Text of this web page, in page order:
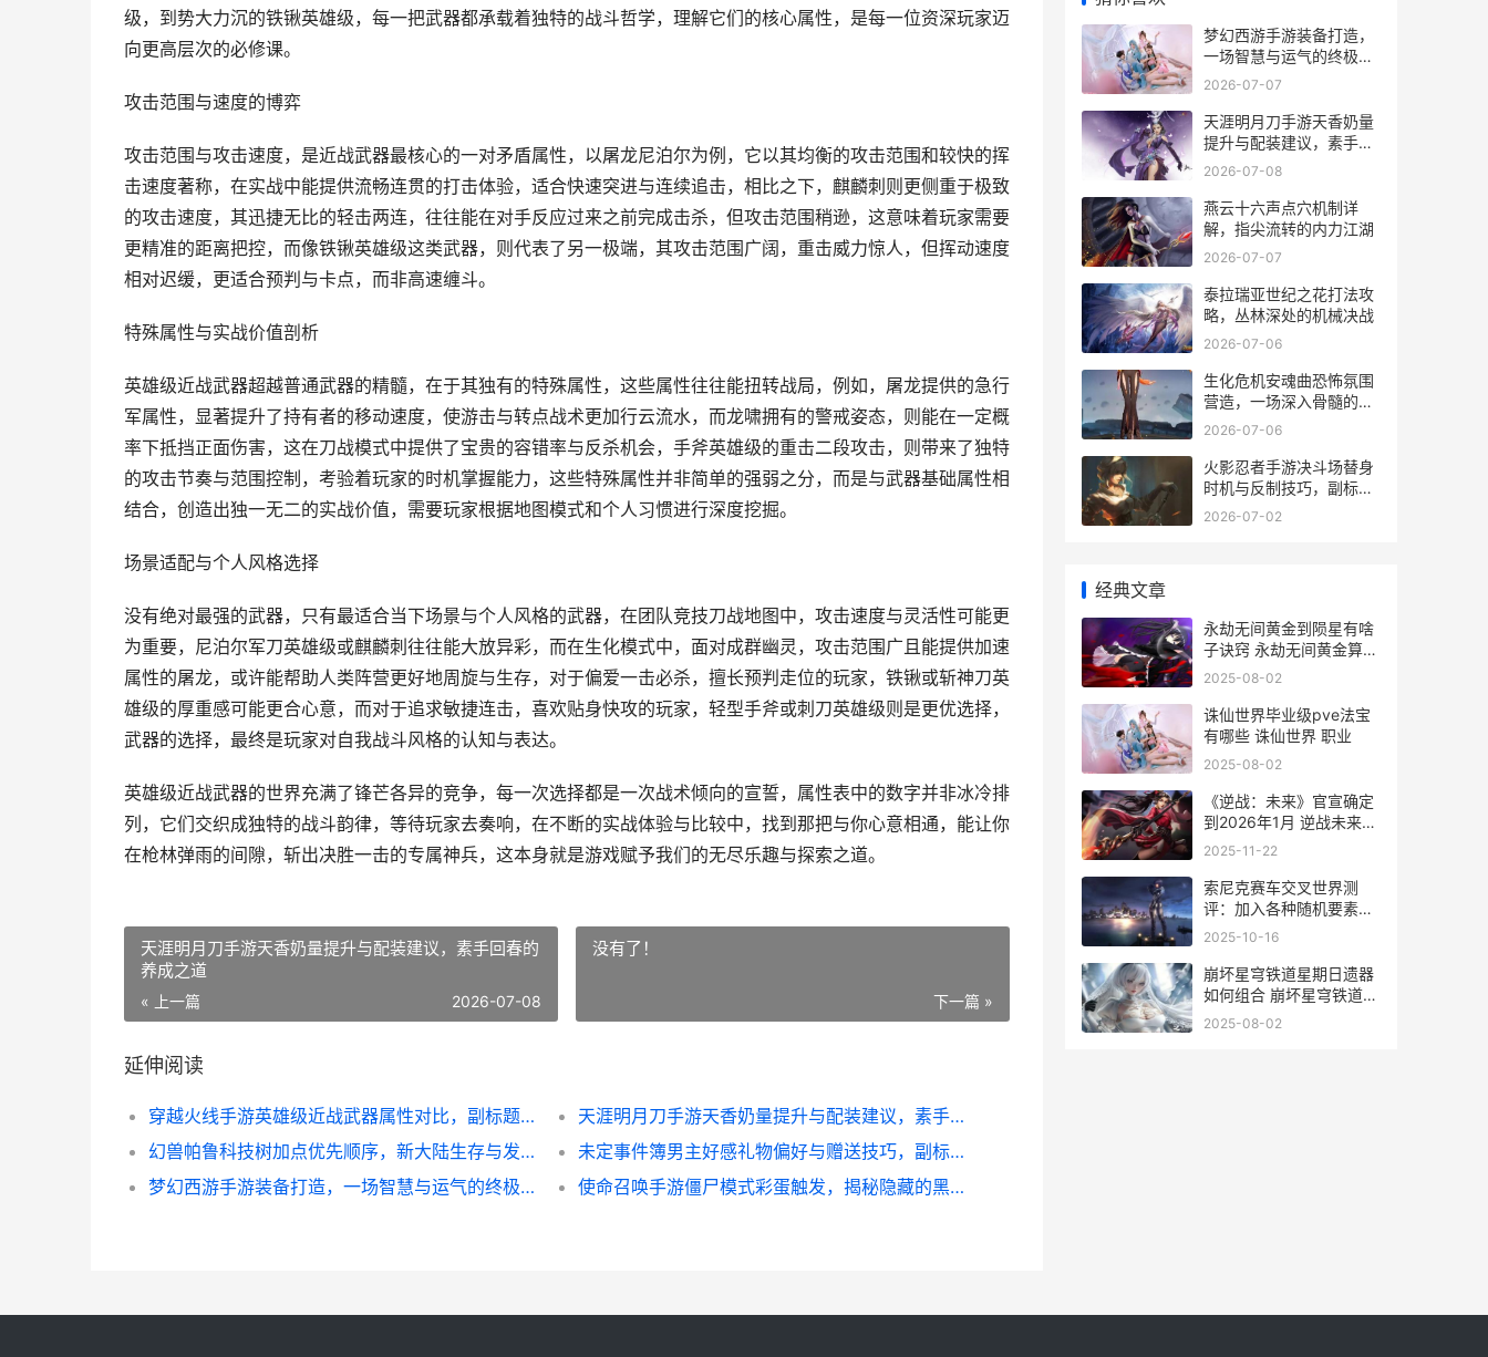
级，到势大力沉的铁锹英雄级，每一把武器都承载着独特的战斗哲学，理解它们的核心属性，是每一位资深玩家迈
向更高层次的必修课。
攻击范围与速度的博弈
攻击范围与攻击速度，是近战武器最核心的一对矛盾属性，以屠龙尼泊尔为例，它以其均衡的攻击范围和较快的挥
击速度著称，在实战中能提供流畅连贯的打击体验，适合快速突进与连续追击，相比之下，麒麟刺则更侧重于极致
的攻击速度，其迅捷无比的轻击两连，往往能在对手反应过来之前完成击杀，但攻击范围稍逊，这意味着玩家需要
更精准的距离把控，而像铁锹英雄级这类武器，则代表了另一极端，其攻击范围广阔，重击威力惊人，但挥动速度
相对迟缓，更适合预判与卡点，而非高速缠斗。
特殊属性与实战价值剖析
英雄级近战武器超越普通武器的精髓，在于其独有的特殊属性，这些属性往往能扭转战局，例如，屠龙提供的急行
军属性，显著提升了持有者的移动速度，使游击与转点战术更加行云流水，而龙啸拥有的警戒姿态，则能在一定概
率下抵挡正面伤害，这在刀战模式中提供了宝贵的容错率与反杀机会，手斧英雄级的重击二段攻击，则带来了独特
的攻击节奏与范围控制，考验着玩家的时机掌握能力，这些特殊属性并非简单的强弱之分，而是与武器基础属性相
结合，创造出独一无二的实战价值，需要玩家根据地图模式和个人习惯进行深度挖掘。
场景适配与个人风格选择
没有绝对最强的武器，只有最适合当下场景与个人风格的武器，在团队竞技刀战地图中，攻击速度与灵活性可能更
为重要，尼泊尔军刀英雄级或麒麟刺往往能大放异彩，而在生化模式中，面对成群幽灵，攻击范围广且能提供加速
属性的屠龙，或许能帮助人类阵营更好地周旋与生存，对于偏爱一击必杀，擅长预判走位的玩家，铁锹或斩神刀英
雄级的厚重感可能更合心意，而对于追求敏捷连击，喜欢贴身快攻的玩家，轻型手斧或刺刀英雄级则是更优选择，
武器的选择，最终是玩家对自我战斗风格的认知与表达。
英雄级近战武器的世界充满了锋芒各异的竞争，每一次选择都是一次战术倾向的宣誓，属性表中的数字并非冰冷排
列，它们交织成独特的战斗韵律，等待玩家去奏响，在不断的实战体验与比较中，找到那把与你心意相通，能让你
在枪林弹雨的间隙，斩出决胜一击的专属神兵，这本身就是游戏赋予我们的无尽乐趣与探索之道。
天涯明月刀手游天香奶量提升与配装建议，素手回春的
养成之道
« 上一篇 2026-07-08
没有了！
下一篇 »
延伸阅读
穿越火线手游英雄级近战武器属性对比，副标题为锋芒之争与取舍之道
天涯明月刀手游天香奶量提升与配装建议，素手回春的养成之道
幻兽帕鲁科技树加点优先顺序，新大陆生存与发展指南
未定事件簿男主好感礼物偏好与赠送技巧，副标题，一份资深玩家的心意指南
梦幻西游手游装备打造，一场智慧与运气的终极博弈，副标题，资深玩家深度解析打造玄机
使命召唤手游僵尸模式彩蛋触发，揭秘隐藏的黑暗以太秘辛
梦幻西游手游装备打造，
一场智慧与运气的终极博
弈，副标题，资深玩家深
2026-07-07
天涯明月刀手游天香奶量
提升与配装建议，素手回
春的养成之道
2026-07-08
燕云十六声点穴机制详
解，指尖流转的内力江湖
2026-07-07
泰拉瑞亚世纪之花打法攻
略，丛林深处的机械决战
2026-07-06
生化危机安魂曲恐怖氛围
营造，一场深入骨髓的视
听炼狱，副标题，黑暗回
2026-07-06
火影忍者手游决斗场替身
时机与反制技巧，副标题
决胜于瞬息之间
2026-07-02
经典文章
永劫无间黄金到陨星有啥
子诀窍 永劫无间黄金算高
手么
2025-08-02
诛仙世界毕业级pve法宝
有哪些 诛仙世界 职业
2025-08-02
《逆战：未来》官宣确定
到2026年1月 逆战未来手
游下载
2025-11-22
索尼克赛车交叉世界测
评：加入各种随机要素的
趣味赛车 索尼克赛车交叉
2025-10-16
崩坏星穹铁道星期日遗器
如何组合 崩坏星穹铁道星
神介绍
2025-08-02